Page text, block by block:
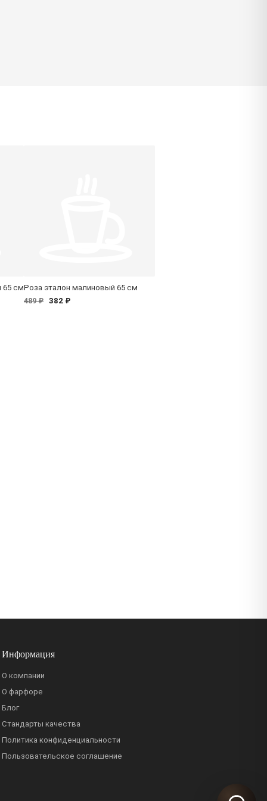
65 смРоза эталон малиновый 65 см
489 ₽ 382 ₽
Информация
О компании
О фарфоре
Блог
Стандарты качества
Политика конфиденциальности
Пользовательское соглашение